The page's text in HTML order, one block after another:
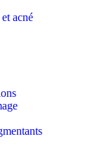
acné